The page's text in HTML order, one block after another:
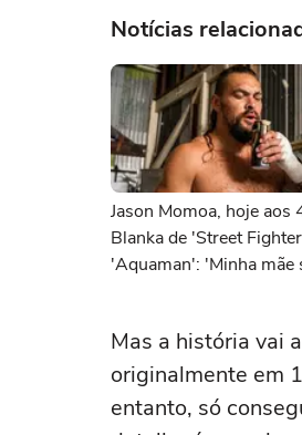
Notícias
Jason Momoa, hoje aos
Blanka de 'Street
'Aquaman': 'Minha mãe
melhores'
Mas a história vai
originalmente em
entanto, só